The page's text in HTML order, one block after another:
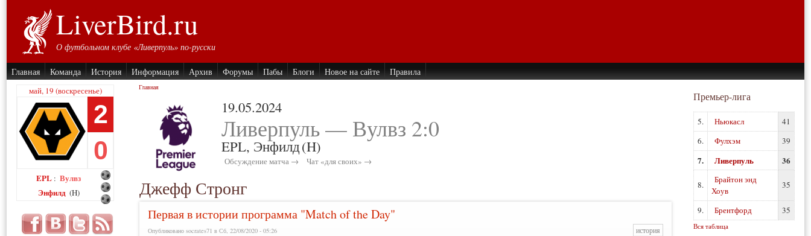
LiverBird.ru
О футбольном клубе «Ливерпуль» по-русски
Главная Команда История Информация Архив Форумы Пабы Блоги Новое на сайте Правила
май, 19 (воскресенье)
2
0
EPL : Вулвз
Энфилд (H)
Главная
19.05.2024
Ливерпуль — Вулвз 2:0
EPL, Энфилд(H)
Обсуждение матча → Чат «для своих» →
Джефф Стронг
Первая в истории программа "Match of the Day"
Опубликовано socrates71 в Сб, 22/08/2020 - 05:26 история
Премьер-лига
5. Ньюкасл
41
6.
Фулхэм 39
7. Ливерпуль 36
8.
Брайтон энд
Хоув
35
9. Брентфорд 35
Вся таблица